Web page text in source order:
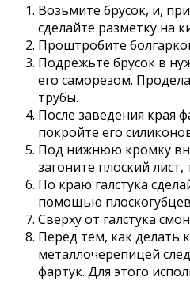
Возьмите брусок, и,
сделайте разметку на
Проштробите
Подрежьте брусок в
его саморезом.
трубы.
После заведения края
покройте его
Под нижнюю кромку
загоните плоский
По краю галстука
помощью
Сверху от галстука
Перед тем, как делать
металлочерепицей
фартук. Для этого